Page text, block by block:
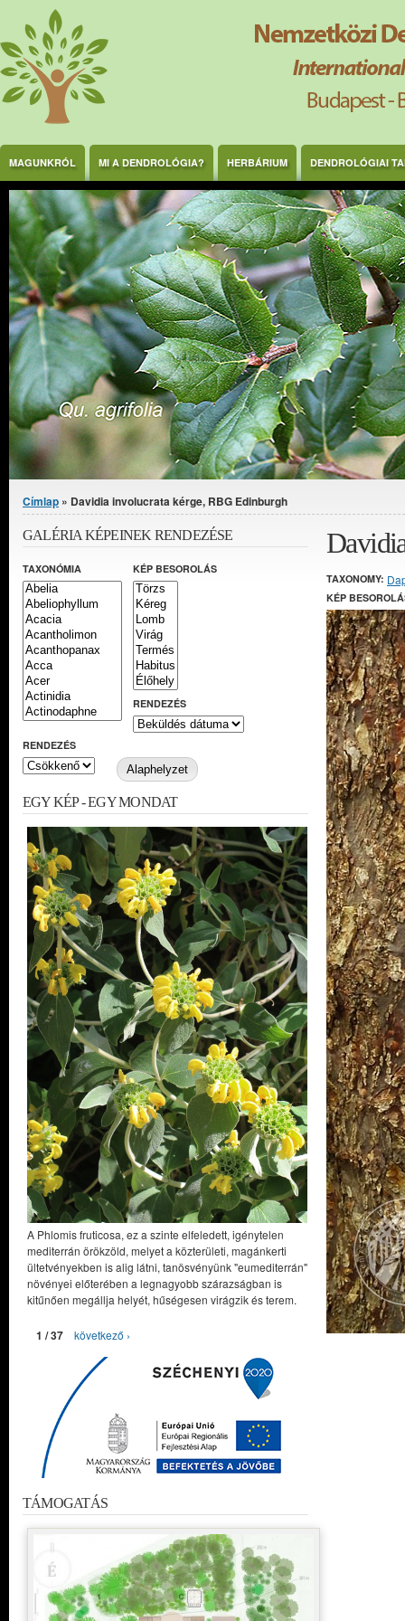
Ugrás a tartalomra
MAGUNKRÓL MI A DENDROLÓGIA? HERBÁRIUM DENDROLÓGIAI
Jelenlegi hely
Címlap » Davidia involucrata kérge, RBG Edinburgh
TAXONOMY:
KÉP
GALÉRIA KÉPEINEK RENDEZÉSE
TAXONÓMIA KÉP BESOROLÁS
RENDEZÉS
RENDEZÉS
EGY KÉP - EGY MONDAT
A Phlomis fruticosa, ez a szinte elfeledett, igénytelen
mediterrán örökzöld, melyet a közterületi, magánkerti
ültetvényekben is alig látni, tanösvényünk "eumediterrán"
növényei előterében a legnagyobb szárazságban is
kitűnően megállja helyét, hűségesen virágzik és terem.
1 / 37 következő ›
TÁMOGATÁS